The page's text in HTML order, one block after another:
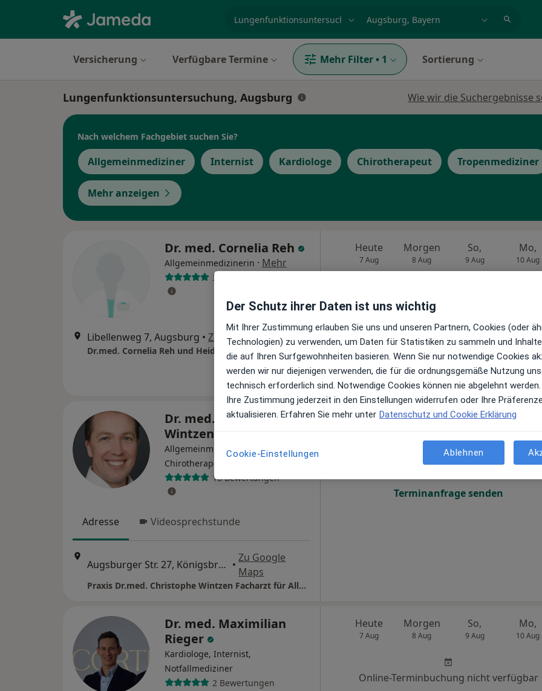
Versicherung Verfügbare Termine Mehr Filter • 1 Sortierung
Lungenfunktionsuntersuchung, Augsburg Wie wir die Suchergebnisse
Nach welchem Fachgebiet suchen Sie?
Allgemeinmediziner Internist Kardiologe Chirotherapeut Tropenmediziner
Mehr anzeigen
Dr. med. Cornelia Reh
Allgemeinmedizinerin · Mehr
31 Bewertungen
Libellenweg 7, Augsburg • Zu Google Maps
Dr.med. Cornelia Reh und Heidemarie Kässmodel
Heute
7 Aug
Morgen
8 Aug
So,
9 Aug
Mo,
10 Aug
Online-Terminbuchung nicht verfügbar
Terminanfrage senden
Dr. med. Christophe
Wintzen
Allgemeinmediziner,
Chirotherapeut
18 Bewertungen
Adresse Videosprechstunde
Augsburger Str. 27, Königsbrunn •
Zu Google
Maps
Praxis Dr.med. Christophe Wintzen Facharzt für Allgemeinmedizin
Heute Morgen So,
Terminanfrage senden
Dr. med. Maximilian
Rieger
Kardiologe, Internist,
Notfallmediziner
2 Bewertungen
Heute
7 Aug
Morgen
8 Aug
So,
9 Aug
Mo,
10 Aug
Online-Terminbuchung nicht verfügbar
Der Schutz ihrer Daten ist uns wichtig
Mit Ihrer Zustimmung erlauben Sie uns und unseren Partnern, Cookies (oder
Technologien) zu verwenden, um Daten für Statistiken zu sammeln und
die auf Ihren Surfgewohnheiten basieren. Wenn Sie nur notwendige Cookies
werden wir nur diejenigen verwenden, die für die ordnungsgemäße Nutzung
technisch erforderlich sind. Notwendige Cookies können nie abgelehnt werden.
Ihre Zustimmung jederzeit in den Einstellungen widerrufen oder Ihre
aktualisieren. Erfahren Sie mehr unter Datenschutz und Cookie Erklärung
Cookie-Einstellungen Ablehnen